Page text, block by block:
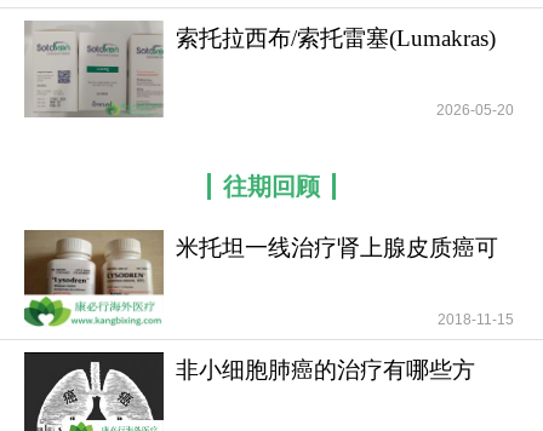
索托拉西布/索托雷塞(Lumakras)
2026-05-20
往期回顾
米托坦一线治疗肾上腺皮质癌可
2018-11-15
非小细胞肺癌的治疗有哪些方